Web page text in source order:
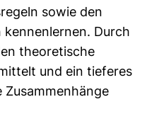
sowie den
Durch
theoretische
und ein tieferes